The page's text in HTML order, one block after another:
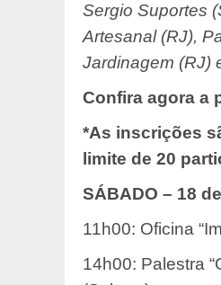
Sergio Suportes
Artesanal (RJ),
Jardinagem (RJ)
Confira agora a
*As inscrições
limite de 20
SÁBADO – 18
11h00: Oficina
14h00: Palestra